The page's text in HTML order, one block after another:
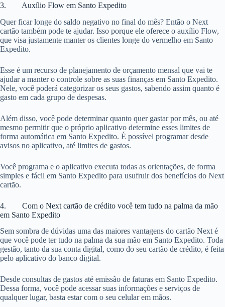
3. Auxílio Flow em Santo Expedito
Quer ficar longe do saldo negativo no final do mês? Então o Next
cartão também pode te ajudar. Isso porque ele oferece o auxílio Flow,
que visa justamente manter os clientes longe do vermelho em Santo
Expedito.
Esse é um recurso de planejamento de orçamento mensal que vai te
ajudar a manter o controle sobre as suas finanças em Santo Expedito.
Nele, você poderá categorizar os seus gastos, sabendo assim quanto é
gasto em cada grupo de despesas.
Além disso, você pode determinar quanto quer gastar por mês, ou até
mesmo permitir que o próprio aplicativo determine esses limites de
forma automática em Santo Expedito. É possível programar desde
avisos no aplicativo, até limites de gastos.
Você programa e o aplicativo executa todas as orientações, de forma
simples e fácil em Santo Expedito para usufruir dos benefícios do Next
cartão.
4. Com o Next cartão de crédito você tem tudo na palma da mão
em Santo Expedito
Sem sombra de dúvidas uma das maiores vantagens do cartão Next é
que você pode ter tudo na palma da sua mão em Santo Expedito. Toda
gestão, tanto da sua conta digital, como do seu cartão de crédito, é feita
pelo aplicativo do banco digital.
Desde consultas de gastos até emissão de faturas em Santo Expedito.
Dessa forma, você pode acessar suas informações e serviços de
qualquer lugar, basta estar com o seu celular em mãos.